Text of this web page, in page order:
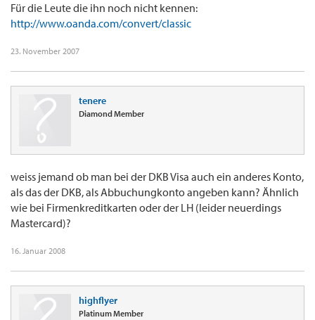
Für die Leute die ihn noch nicht kennen:
http://www.oanda.com/convert/classic
23. November 2007
tenere
Diamond Member
weiss jemand ob man bei der DKB Visa auch ein anderes Konto,
als das der DKB, als Abbuchungkonto angeben kann? Ähnlich
wie bei Firmenkreditkarten oder der LH (leider neuerdings
Mastercard)?
16. Januar 2008
highflyer
Platinum Member